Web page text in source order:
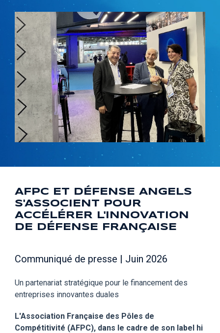
AFPC ET DÉFENSE ANGELS
S'ASSOCIENT POUR
ACCÉLÉRER L'INNOVATION
DE DÉFENSE FRANÇAISE
Communiqué de presse | Juin 2026
Un partenariat stratégique pour le financement des
entreprises innovantes duales
L'Association Française des Pôles de
Compétitivité (AFPC), dans le cadre de son label hi